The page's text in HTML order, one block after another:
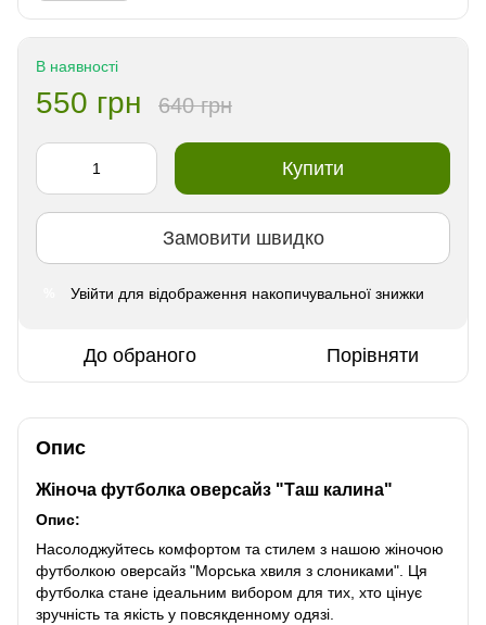
В наявності
550 грн 640 грн
Купити
Замовити швидко
Увійти для відображення накопичувальної знижки
До обраного Порівняти
Опис
Жіноча футболка оверсайз "Таш калина"
Опис:
Насолоджуйтесь комфортом та стилем з нашою жіночою
футболкою оверсайз "Морська хвиля з слониками". Ця
футболка стане ідеальним вибором для тих, хто цінує
зручність та якість у повсякденному одязі.